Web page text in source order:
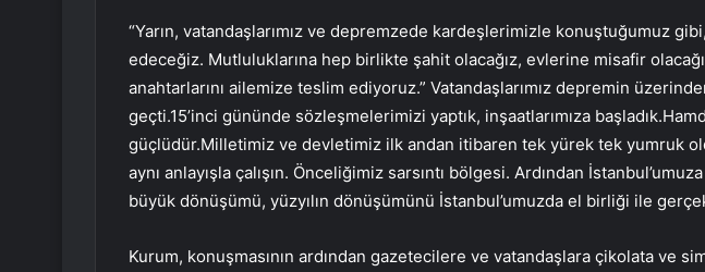
“Yarın, vatandaşlarımız ve depremzede kardeşlerimizle konuştuğumuz
edeceğiz. Mutluluklarına hep birlikte şahit olacağız, evlerine misafir
anahtarlarını ailemize teslim ediyoruz.” Vatandaşlarımız depremin
geçti.15’inci gününde sözleşmelerimizi yaptık, inşaatlarımıza
güçlüdür.Milletimiz ve devletimiz ilk andan itibaren tek yürek tek yumruk
aynı anlayışla çalışın. Önceliğimiz sarsıntı bölgesi. Ardından
büyük dönüşümü, yüzyılın dönüşümünü İstanbul’umuzda el birliği ile
Kurum, konuşmasının ardından gazetecilere ve vatandaşlara çikolata ve